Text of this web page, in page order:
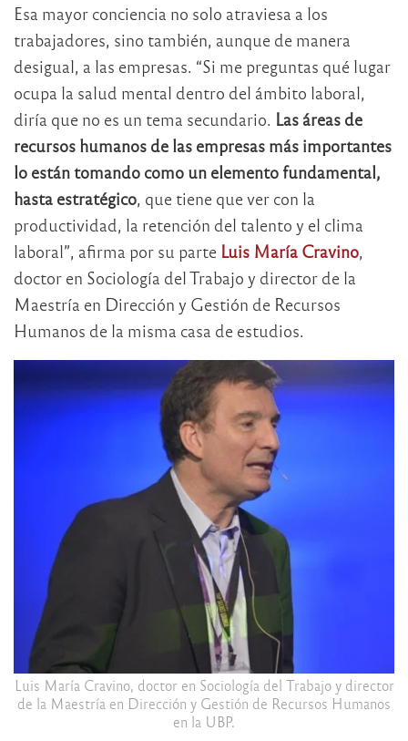
Esa mayor conciencia no solo atraviesa a los
trabajadores, sino también, aunque de manera
desigual, a las empresas. “Si me preguntas qué lugar
ocupa la salud mental dentro del ámbito laboral,
diría que no es un tema secundario. Las áreas de
recursos humanos de las empresas más importantes
lo están tomando como un elemento fundamental,
hasta estratégico, que tiene que ver con la
productividad, la retención del talento y el clima
laboral”, afirma por su parte Luis María Cravino,
doctor en Sociología del Trabajo y director de la
Maestría en Dirección y Gestión de Recursos
Humanos de la misma casa de estudios.
Luis María Cravino, doctor en Sociología del Trabajo y director
de la Maestría en Dirección y Gestión de Recursos Humanos
en la UBP.